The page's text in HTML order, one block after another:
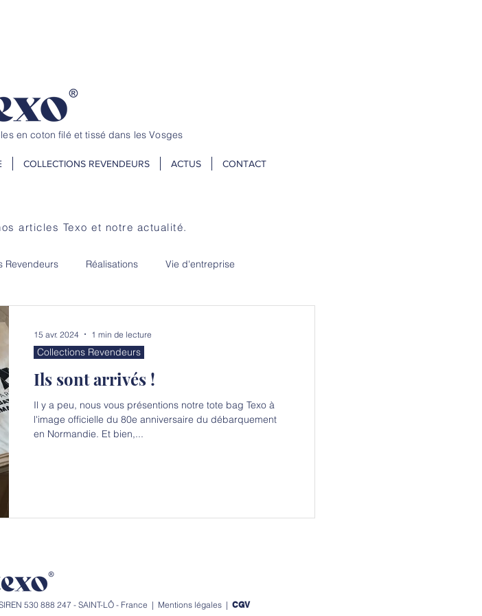
en coton filé et tissé dans les Vosges
COLLECTIONS REVENDEURS ACTUS CONTACT
Revendeurs Réalisations Vie d'entreprise
Ils sont arrivés !
Il y a peu, nous vous présentions notre tote bag Texo à
l'image officielle du 80e anniversaire du débarquement
en Normandie. Et bien,...
Collections Revendeurs
15 avr. 2024 1 min de lecture
articles Texo et notre actualité.
530 888 247 - SAINT-LÔ - France | Mentions légales | CGV